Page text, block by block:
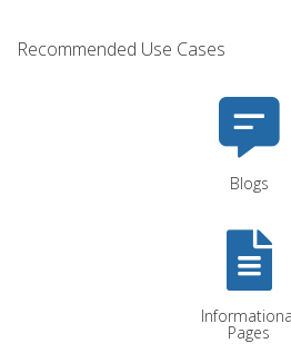
Recommended Use Cases
Blogs
Pages